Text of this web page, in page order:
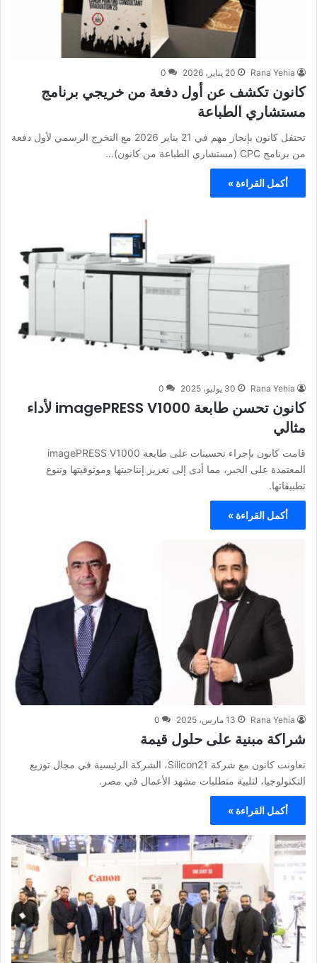
Rana Yehia 20 يناير، 2026 0
كانون تكشف عن أول دفعة من خريجي برنامج
مستشاري الطباعة
تحتفل كانون بإنجاز مهم في 21 يناير 2026 مع التخرج الرسمي لأول دفعة
من برنامج CPC (مستشاري الطباعة من كانون)…
أكمل القراءة »
Rana Yehia 30 يوليو، 2025 0
كانون تحسن طابعة imagePRESS V1000 لأداء
مثالي
قامت كانون بإجراء تحسينات على طابعة imagePRESS V1000
المعتمدة على الحبر، مما أدى إلى تعزيز إنتاجيتها وموثوقيتها وتنوع
تطبيقاتها.
أكمل القراءة »
Rana Yehia 13 مارس، 2025 0
شراكة مبنية على حلول قيمة
تعاونت كانون مع شركة Silicon21، الشركة الرئيسية في مجال توزيع
التكنولوجيا، لتلبية متطلبات مشهد الأعمال في مصر.
أكمل القراءة »